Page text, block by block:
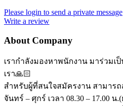
Please login to send a private message
Write a review
About Company
เรากำลังมองหาพนักงาน มาร่วม
เรา🙏🏻
สำหรับผู้ที่สนใจสมัครงาน สามาร
จันทร์ – ศุกร์ เวลา 08.30 – 17.00